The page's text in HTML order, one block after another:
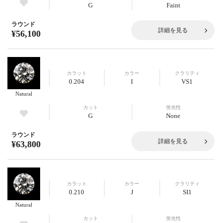
G Faint
ラウンド
¥56,100 詳細を見る
Natural
カラット
0.204
カラー
I
クラリティ
VS1
カット
G
蛍光性
None
ラウンド
¥63,800 詳細を見る
Natural
カラット
0.210
カラー
J
クラリティ
SI1
カット 蛍光性